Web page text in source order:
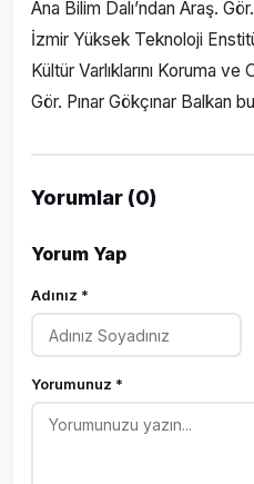
Ana Bilim Dalı’ndan Araş.
İzmir Yüksek Teknoloji
Kültür Varlıklarını Koruma ve
Gör. Pınar Gökçınar Balkan
Yorumlar (0)
Yorum Yap
Adınız *
Yorumunuz *